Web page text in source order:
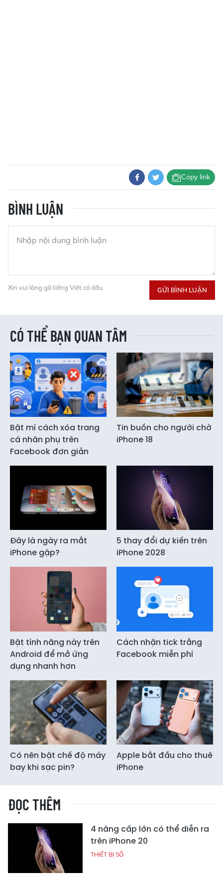
Copy link
BÌNH LUẬN
Xin vui lòng gõ tiếng Việt có dấu GỬI BÌNH LUẬN
CÓ THỂ BẠN QUAN TÂM
Bật mí cách xóa trang
cá nhân phụ trên
Facebook đơn giản
Tin buồn cho người chờ
iPhone 18
Đây là ngày ra mắt
iPhone gập?
5 thay đổi dự kiến trên
iPhone 2028
Bật tính năng này trên
Android để mở ứng
dụng nhanh hơn
Cách nhận tick trắng
Facebook miễn phí
Có nên bật chế độ máy
bay khi sạc pin?
Apple bắt đầu cho thuê
iPhone
ĐỌC THÊM
4 nâng cấp lớn có thể diễn ra
trên iPhone 20
THIẾT BỊ SỐ